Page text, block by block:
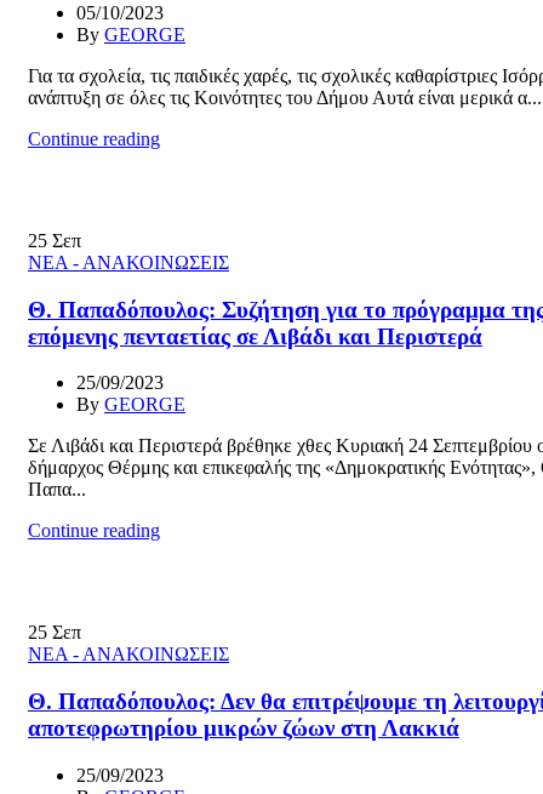
05/10/2023
By GEORGE
Για τα σχολεία, τις παιδικές χαρές, τις σχολικές καθαρίστριες
ανάπτυξη σε όλες τις Κοινότητες του Δήμου Αυτά είναι μερικά α...
Continue reading
25 Σεπ
ΝΕΑ - ΑΝΑΚΟΙΝΩΣΕΙΣ
Θ. Παπαδόπουλος: Συζήτηση για το πρόγραμμα
επόμενης πενταετίας σε Λιβάδι και Περιστερά
25/09/2023
By GEORGE
Σε Λιβάδι και Περιστερά βρέθηκε χθες Κυριακή 24 Σεπτεμβρίου
δήμαρχος Θέρμης και επικεφαλής της «Δημοκρατικής
Παπα...
Continue reading
25 Σεπ
ΝΕΑ - ΑΝΑΚΟΙΝΩΣΕΙΣ
Θ. Παπαδόπουλος: Δεν θα επιτρέψουμε τη
αποτεφρωτηρίου μικρών ζώων στη Λακκιά
25/09/2023